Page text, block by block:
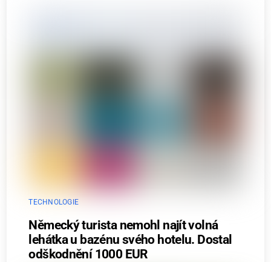
TECHNOLOGIE
Německý turista nemohl najít volná
lehátka u bazénu svého hotelu. Dostal
odškodnění 1000 EUR